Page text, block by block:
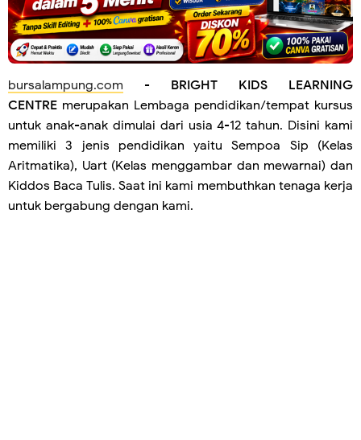
bursalampung.com - BRIGHT KIDS LEARNING
CENTRE merupakan Lembaga pendidikan/tempat kursus
untuk anak-anak dimulai dari usia 4-12 tahun. Disini kami
memiliki 3 jenis pendidikan yaitu Sempoa Sip (Kelas
Aritmatika), Uart (Kelas menggambar dan mewarnai) dan
Kiddos Baca Tulis. Saat ini kami membuthkan tenaga kerja
untuk bergabung dengan kami.